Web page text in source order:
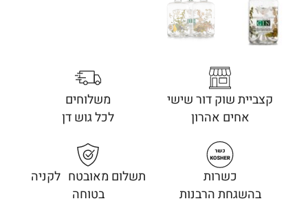
קצביית שוק דור שישי
אחים אהרון
משלוחים
לכל גוש דן
כשרות
בהשגחת הרבנות
תשלום מאובטח לקניה
בטוחה